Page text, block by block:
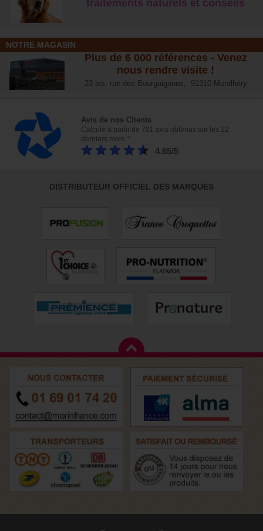
traitements naturels et conseil s
NOTRE MAGASIN
Plus de 6 000 références - Venez
nous rendre visite !
23 bis, rue des Bourguignons, 91310 Montlhéry
Avis de nos Clients
Calculé à partir de 701 avis obtenus sur les 12
derniers mois. *
4.65/5
DISTRIBUTEUR OFFICIEL DES MARQUES